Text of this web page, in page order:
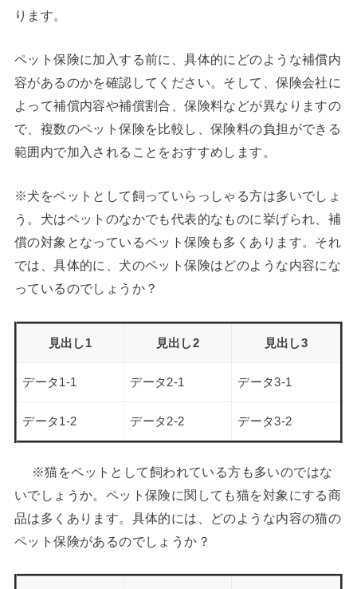
ります。
ペット保険に加入する前に、具体的にどのような補償内
容があるのかを確認してください。そして、保険会社に
よって補償内容や補償割合、保険料などが異なりますの
で、複数のペット保険を比較し、保険料の負担ができる
範囲内で加入されることをおすすめします。
※犬をペットとして飼っていらっしゃる方は多いでしょ
う。犬はペットのなかでも代表的なものに挙げられ、補
償の対象となっているペット保険も多くあります。それ
では、具体的に、犬のペット保険はどのような内容にな
っているのでしょうか？
見出し1 見出し2 見出し3
データ1-1 データ2-1 データ3-1
データ1-2 データ2-2 データ3-2
※猫をペットとして飼われている方も多いのではな
いでしょうか。ペット保険に関しても猫を対象にする商
品は多くあります。具体的には、どのような内容の猫の
ペット保険があるのでしょうか？